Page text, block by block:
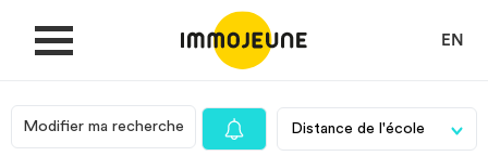
EN
MON COMPTE
Modifier ma recherche